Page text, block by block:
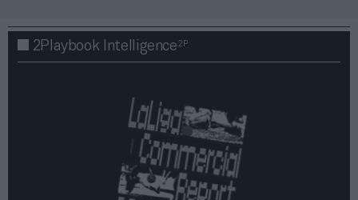
2Playbook Intelligence2P